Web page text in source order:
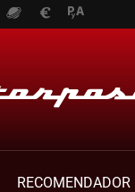
RECOMENDADOR